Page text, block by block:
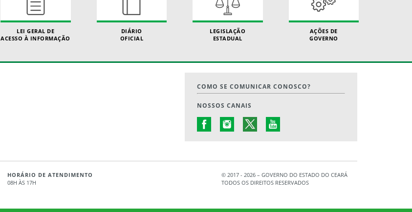
LEI GERAL DE
ACESSO À INFORMAÇÃO
DIÁRIO
OFICIAL
LEGISLAÇÃO
ESTADUAL
AÇÕES DE
GOVERNO
COMO SE COMUNICAR CONOSCO?
NOSSOS CANAIS
HORÁRIO DE ATENDIMENTO
08H ÀS 17H
© 2017 - 2026 – GOVERNO DO ESTADO DO CEARÁ
TODOS OS DIREITOS RESERVADOS